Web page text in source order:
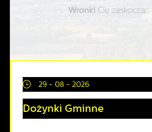
29 - 08 - 2026
Dożynki Gminne